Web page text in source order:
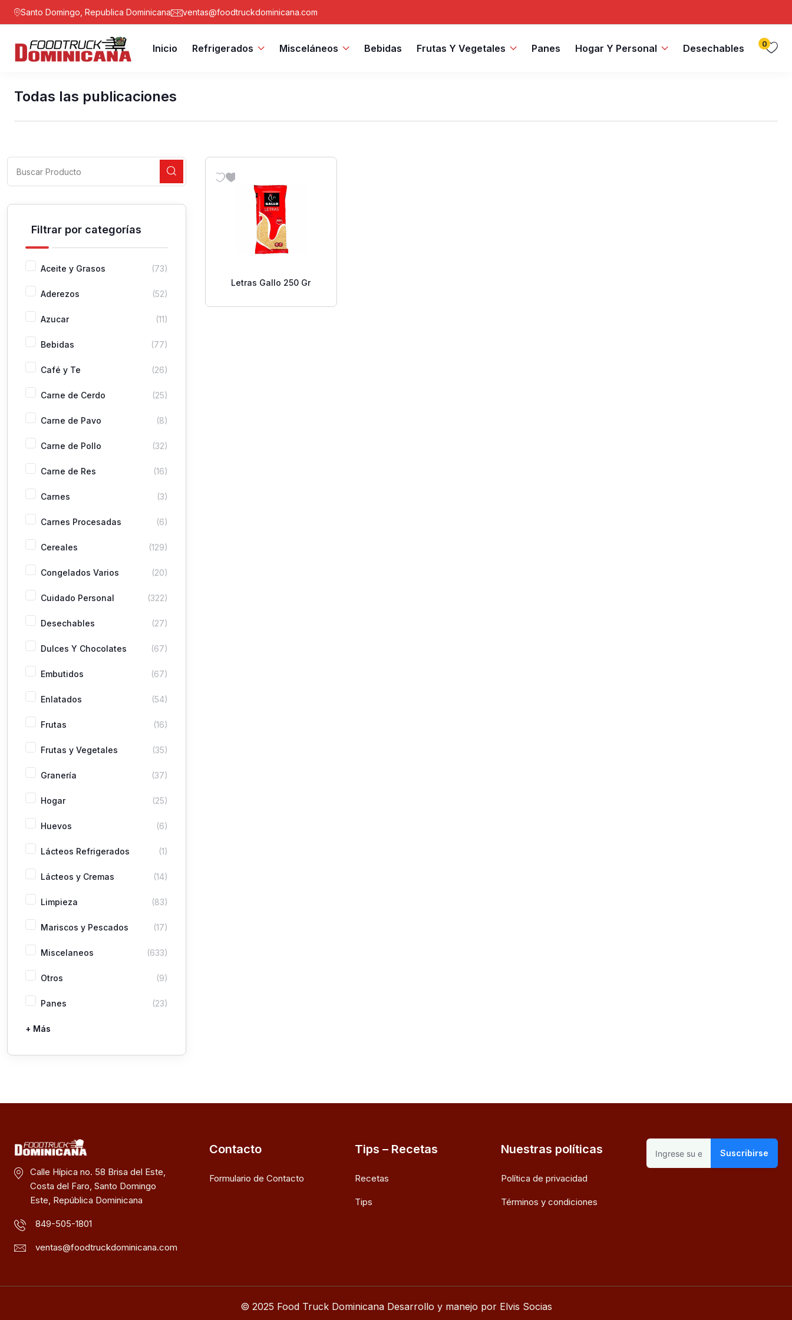
Santo Domingo, Republica Dominicana ventas@foodtruckdominicana.com
Inicio Refrigerados Misceláneos Bebidas Frutas Y Vegetales Panes Hogar Y Personal Desechables 0
Todas las publicaciones
Filtrar por categorías
Aceite y Grasos (73)
Aderezos (52)
Azucar (11)
Bebidas (77)
Café y Te (26)
Carne de Cerdo (25)
Carne de Pavo (8)
Carne de Pollo (32)
Carne de Res (16)
Carnes (3)
Carnes Procesadas (6)
Cereales (129)
Congelados Varios (20)
Cuidado Personal (322)
Desechables (27)
Dulces Y Chocolates (67)
Embutidos (67)
Enlatados (54)
Frutas (16)
Frutas y Vegetales (35)
Granería (37)
Hogar (25)
Huevos (6)
Lácteos Refrigerados (1)
Lácteos y Cremas (14)
Limpieza (83)
Mariscos y Pescados (17)
Miscelaneos (633)
Otros (9)
Panes (23)
Pastas
Picaderas
Sazones y Salsas
Vegetales
+ Más
Letras Gallo 250 Gr
Calle Hípica no. 58 Brisa del Este,
Costa del Faro, Santo Domingo
Este, República Dominicana
849-505-1801
ventas@foodtruckdominicana.com
Contacto
Formulario de Contacto
Tips – Recetas
Recetas
Tips
Nuestras políticas
Política de privacidad
Términos y condiciones
Suscribirse
© 2025 Food Truck Dominicana Desarrollo y manejo por Elvis Socias